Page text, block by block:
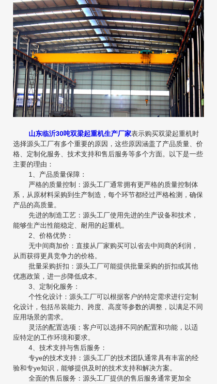
山东临沂30吨双梁起重机生产厂家表示购买双梁起重机时
选择源头工厂有多个重要的原因，这些原因涵盖了产品质量、价
格、定制化服务、技术支持和售后服务等多个方面。以下是一些
主要的理由：
1、产品质量保障：
严格的质量控制：源头工厂通常拥有更严格的质量控制体
系，从原材料采购到生产制造，每个环节都经过严格检测，确保
产品的高质量。
先进的制造工艺：源头工厂使用先进的生产设备和技术，
能够生产出性能稳定、耐用的起重机。
2、价格优势：
无中间商加价：直接从厂家购买可以省去中间商的利润，
从而获得更具竞争力的价格。
批量采购折扣：源头工厂可能提供批量采购的折扣或其他
优惠政策，进一步降低成本。
3、定制化服务：
个性化设计：源头工厂可以根据客户的特定需求进行定制
化设计，包括吊装能力、跨度、高度等参数的调整，以满足不同
应用场景的需求。
灵活的配置选项：客户可以选择不同的配置和功能，以适
应特定的工作环境和要求。
4、技术支持与售后服务：
专ye的技术支持：源头工厂的技术团队通常具有丰富的经
验和专ye知识，能够提供及时的技术支持和解决方案。
全面的售后服务：源头工厂提供的售后服务通常更加全